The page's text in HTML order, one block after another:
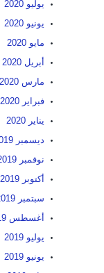
يوليو 2020
يونيو 2020
مايو 2020
أبريل 2020
مارس 2020
فبراير 2020
يناير 2020
ديسمبر 2019
نوفمبر 2019
أكتوبر 2019
سبتمبر 2019
أغسطس 2019
يوليو 2019
يونيو 2019